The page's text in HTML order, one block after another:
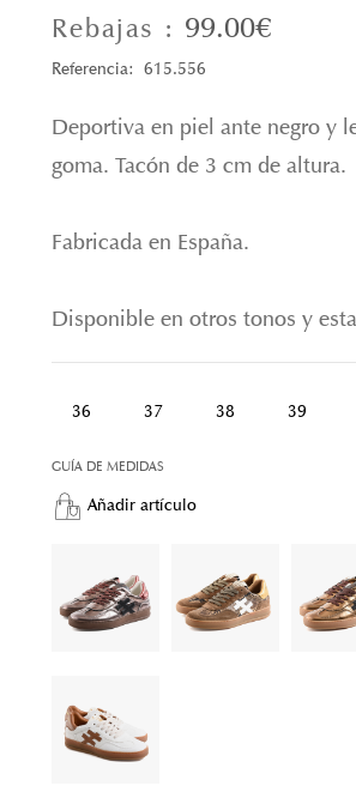
Rebajas : 99.00€
Referencia: 615.556
Deportiva en piel ante negro y
goma. Tacón de 3 cm de altura.
Fabricada en España.
Disponible en otros tonos y
36 37 38 39
GUÍA DE MEDIDAS
Añadir artículo